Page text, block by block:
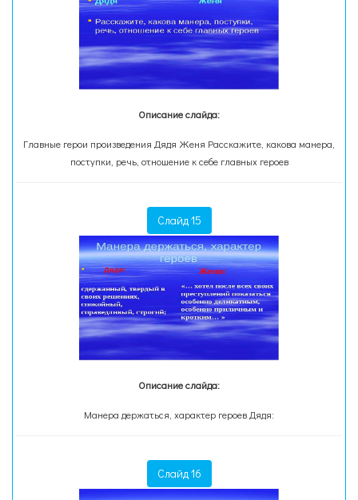
Описание слайда:
Главные герои произведения Дядя Женя Расскажите, какова манера,
поступки, речь, отношение к себе главных героев
Слайд 15
Описание слайда:
Манера держаться, характер героев Дядя:
Слайд 16